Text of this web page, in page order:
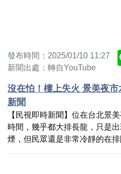
發布時間：2025/01/10 11:27
新聞出處：轉自YouTube
沒在怕！樓上失火 景美夜
新聞
【民視即時新聞】位在台北景
時間，幾乎都大排長龍，只是
煙，但民眾還是非常冷靜的在